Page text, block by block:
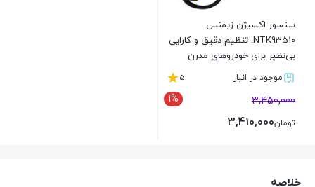
سنسور اکسیژن زیمنس
NTK93510: تنظیم دقیق و کارایی
بی‌نظیر برای خودروهای مدرن
موجود در انبار 5
1% 3,450,000
تومان3,410,000
خلاصه